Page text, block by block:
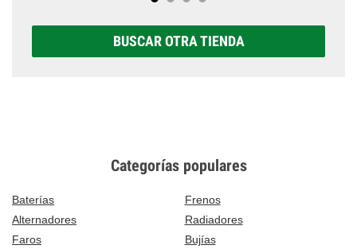
BUSCAR OTRA TIENDA
Categorías populares
Baterías
Frenos
Alternadores
Radiadores
Faros
Bujías